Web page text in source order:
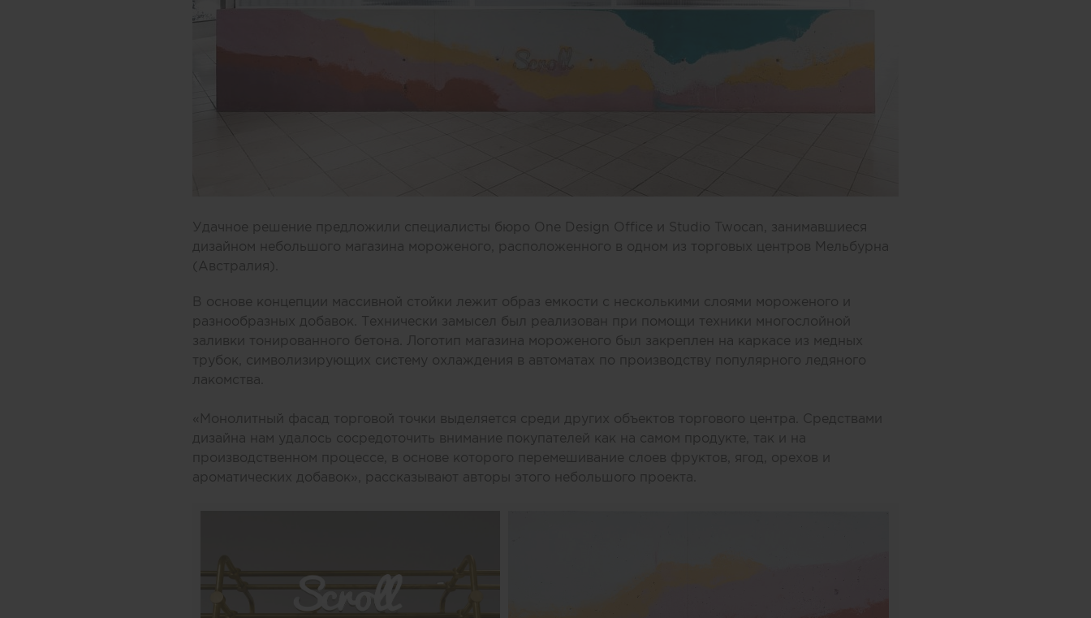
Удачное решение предложили специалисты бюро One Design Office и Studio Twocan, занимавшиеся
дизайном небольшого магазина мороженого, расположенного в одном из торговых центров Мельбурна
(Австралия).
В основе концепции массивной стойки лежит образ емкости с несколькими слоями мороженого и
разнообразных добавок. Технически замысел был реализован при помощи техники многослойной
заливки тонированного бетона. Логотип магазина мороженого был закреплен на каркасе из медных
трубок, символизирующих систему охлаждения в автоматах по производству популярного ледяного
лакомства.
«Монолитный фасад торговой точки выделяется среди других объектов торгового центра. Средствами
дизайна нам удалось сосредоточить внимание покупателей как на самом продукте, так и на
производственном процессе, в основе которого перемешивание слоев фруктов, ягод, орехов и
ароматических добавок», рассказывают авторы этого небольшого проекта.